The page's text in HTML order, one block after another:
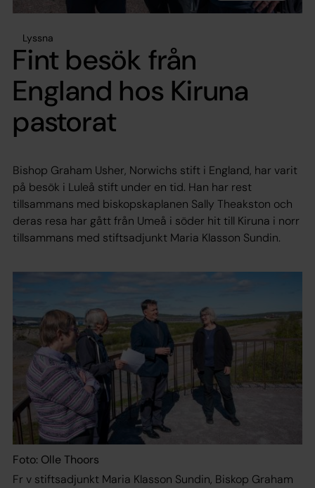
Lyssna
Fint besök från
England hos Kiruna
pastorat
Bishop Graham Usher, Norwichs stift i England, har varit
på besök i Luleå stift under en tid. Han har rest
tillsammans med biskopskaplanen Sally Theakston och
deras resa har gått från Umeå i söder hit till Kiruna i norr
tillsammans med stiftsadjunkt Maria Klasson Sundin.
Foto: Olle Thoors
Fr v stiftsadjunkt Maria Klasson Sundin, Biskop Graham